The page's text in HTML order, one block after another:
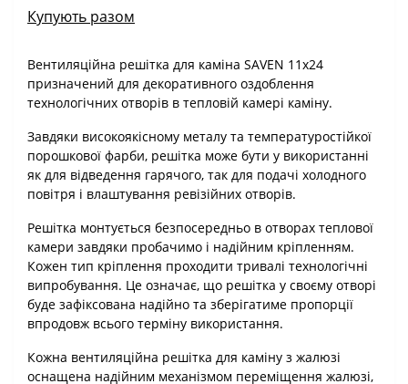
Купують разом
Вентиляційна решітка для каміна SAVEN 11х24
призначений для декоративного оздоблення
технологічних отворів в тепловій камері каміну.
Завдяки високоякісному металу та температуростійкої
порошкової фарби, решітка може бути у використанні
як для відведення гарячого, так для подачі холодного
повітря і влаштування ревізійних отворів.
Решітка монтується безпосередньо в отворах теплової
камери завдяки пробачимо і надійним кріпленням.
Кожен тип кріплення проходити тривалі технологічні
випробування. Це означає, що решітка у своєму отворі
буде зафіксована надійно та зберігатиме пропорції
впродовж всього терміну використання.
Кожна вентиляційна решітка для каміну з жалюзі
оснащена надійним механізмом переміщення жалюзі,